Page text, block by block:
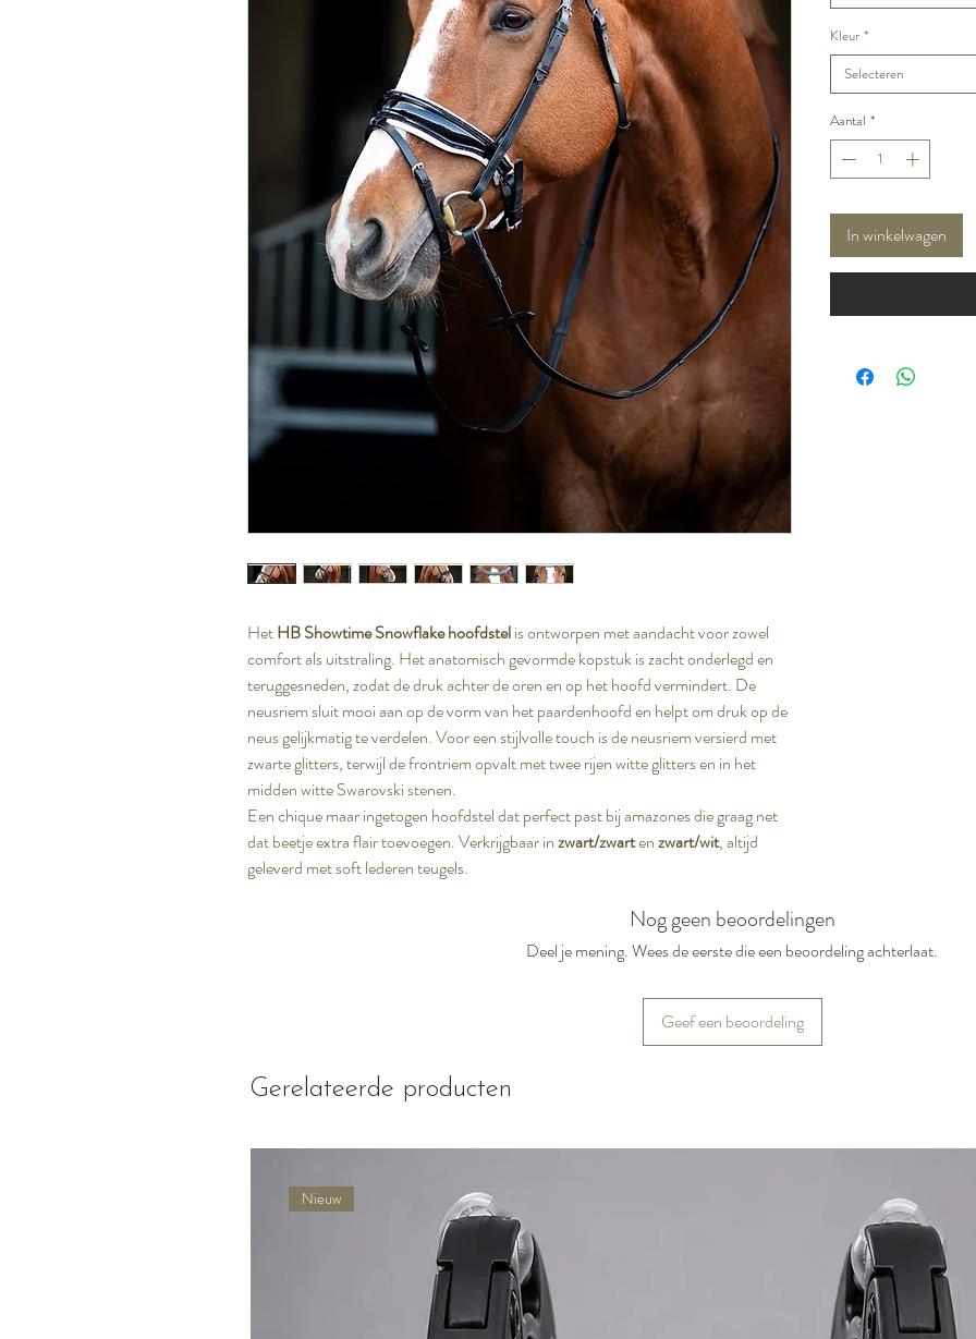
HetHB Showtime Snowflake hoofdstelis ontworpen met aandacht voor zowel
comfort als uitstraling. Het anatomisch gevormde kopstuk is zacht onderlegd en
teruggesneden, zodat de druk achter de oren en op het hoofd vermindert. De
neusriem sluit mooi aan op de vorm van het paardenhoofd en helpt om druk op de
neus gelijkmatig te verdelen. Voor een stijlvolle touch is de neusriem versierd met
zwarte glitters, terwijl de frontriem opvalt met twee rijen witte glitters en in het
midden witte Swarovski stenen.
Een chique maar ingetogen hoofdstel dat perfect past bij amazones die graag net
dat beetje extra flair toevoegen. Verkrijgbaar inzwart/zwartenzwart/wit, altijd
geleverd met soft lederen teugels.
Kleur *
Selecteren
Aantal *
In winkelwagen
Nog geen beoordelingen
Deel je mening. Wees de eerste die een beoordeling achterlaat.
Geef een beoordeling
Gerelateerde producten
Nieuw